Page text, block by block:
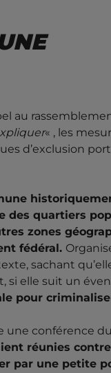
au
« , les
d’exclusion
des quartiers
zones
fédéral.
sachant
si elle suit un
pour
une conférence
réunies
par une petite